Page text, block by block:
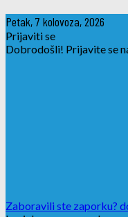
Petak, 7 kolovoza, 2026
Prijaviti se
Dobrodošli! Prijavite se
Zaboravili ste zaporku?